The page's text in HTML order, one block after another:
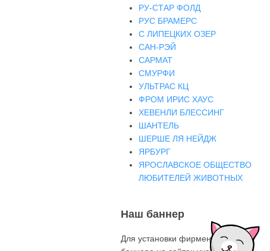
РУ-СТАР ФОЛД
РУС БРАМЕРС
С ЛИПЕЦКИХ ОЗЕР
САН-РЭЙ
САРМАТ
СМУРФИ
УЛЬТРАС КЦ
ФРОМ ИРИС ХАУС
ХЕВЕНЛИ БЛЕССИНГ
ШАНТЕЛЬ
ШЕРШЕ ЛЯ НЕЙДЖ
ЯРБУРГ
ЯРОСЛАВСКОЕ ОБЩЕСТВО
ЛЮБИТЕЛЕЙ ЖИВОТНЫХ
Наш баннер
Для установки фирменного знака-